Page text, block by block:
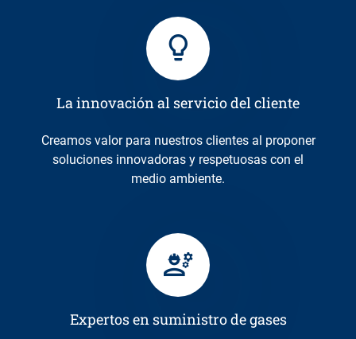
La innovación al servicio del cliente
Creamos valor para nuestros clientes al proponer
soluciones innovadoras y respetuosas con el
medio ambiente.
Expertos en suministro de gases